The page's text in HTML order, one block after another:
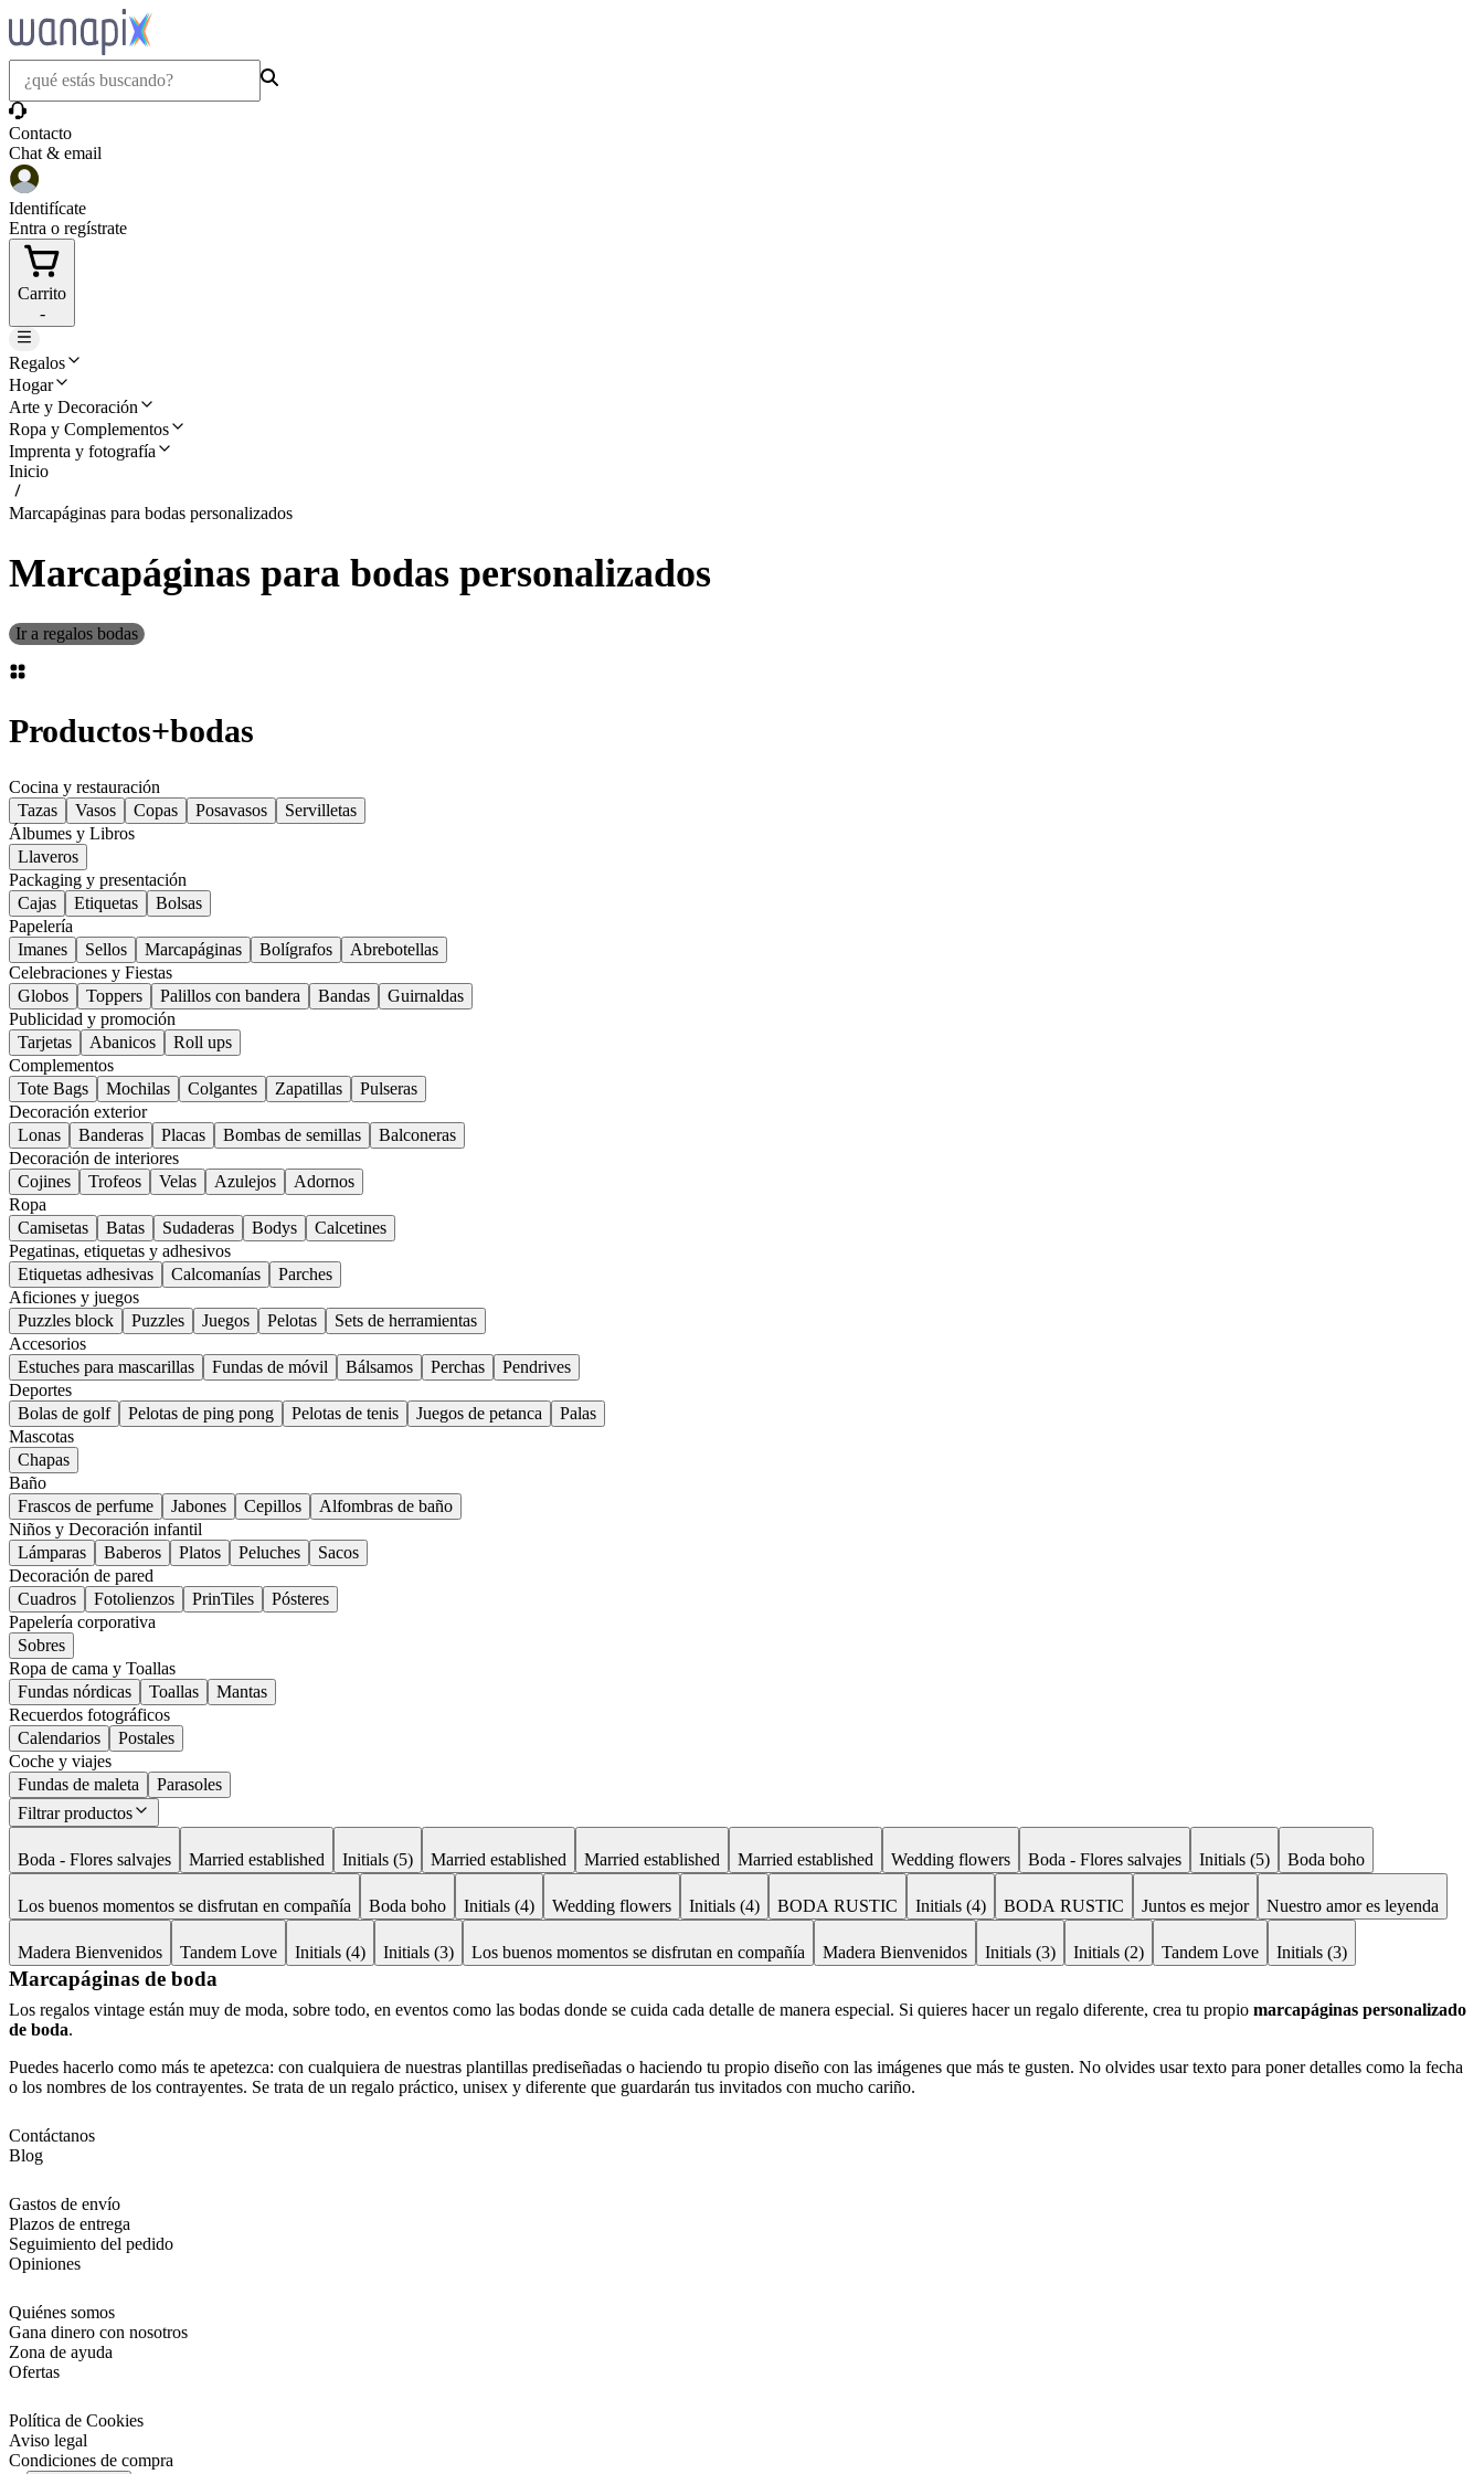
Contacto
Chat & email
Identifícate
Entra o regístrate
Carrito
-
Regalos
Hogar
Arte y Decoración
Ropa y Complementos
Imprenta y fotografía
Inicio
Marcapáginas para bodas personalizados
Marcapáginas para bodas personalizados
Ir a regalos bodas
Productos+bodas
Cocina y restauración
Tazas
Vasos Copas Posavasos
Servilletas
Álbumes y Libros
Llaveros
Packaging y presentación
Cajas
Etiquetas
Bolsas
Papelería
Imanes
Sellos Marcapáginas Bolígrafos
Abrebotellas
Celebraciones y Fiestas
Globos
Toppers Palillos con bandera Bandas
Guirnaldas
Publicidad y promoción
Tarjetas
Abanicos
Roll ups
Complementos
Tote Bags
Mochilas Colgantes Zapatillas
Pulseras
Decoración exterior
Lonas
Banderas Placas Bombas de semillas
Balconeras
Decoración de interiores
Cojines
Trofeos Velas Azulejos
Adornos
Ropa
Camisetas
Batas Sudaderas Bodys
Calcetines
Pegatinas, etiquetas y adhesivos
Etiquetas adhesivas
Calcomanías
Parches
Aficiones y juegos
Puzzles block
Puzzles Juegos Pelotas
Sets de herramientas
Accesorios
Estuches para mascarillas
Fundas de móvil Bálsamos Perchas
Pendrives
Deportes
Bolas de golf
Pelotas de ping pong Pelotas de tenis Juegos de petanca
Palas
Mascotas
Chapas
Baño
Frascos de perfume
Jabones Cepillos
Alfombras de baño
Niños y Decoración infantil
Lámparas
Baberos Platos Peluches
Sacos
Decoración de pared
Cuadros
Fotolienzos PrinTiles
Pósteres
Papelería corporativa
Sobres
Ropa de cama y Toallas
Fundas nórdicas
Toallas
Mantas
Recuerdos fotográficos
Calendarios
Postales
Coche y viajes
Fundas de maleta
Parasoles
Filtrar productos
Boda - Flores salvajes Married established Initials (5) Married established Married established Married established Wedding flowers Boda - Flores salvajes Initials (5) Boda boho
Los buenos momentos se disfrutan en compañía Boda boho Initials (4) Wedding flowers Initials (4) BODA RUSTIC Initials (4) BODA RUSTIC Juntos es mejor Nuestro amor es leyenda
Madera Bienvenidos Tandem Love Initials (4) Initials (3) Los buenos momentos se disfrutan en compañía Madera Bienvenidos Initials (3) Initials (2) Tandem Love Initials (3)
Marcapáginas de boda
Los regalos vintage están muy de moda, sobre todo, en eventos como las bodas donde se cuida cada detalle de manera especial. Si quieres hacer un regalo diferente, crea tu propio marcapáginas personalizado
de boda.
Puedes hacerlo como más te apetezca: con cualquiera de nuestras plantillas prediseñadas o haciendo tu propio diseño con las imágenes que más te gusten. No olvides usar texto para poner detalles como la fecha
o los nombres de los contrayentes. Se trata de un regalo práctico, unisex y diferente que guardarán tus invitados con mucho cariño.
Contáctanos
Blog
Gastos de envío
Plazos de entrega
Seguimiento del pedido
Opiniones
Quiénes somos
Gana dinero con nosotros
Zona de ayuda
Ofertas
Política de Cookies
Aviso legal
Condiciones de compra